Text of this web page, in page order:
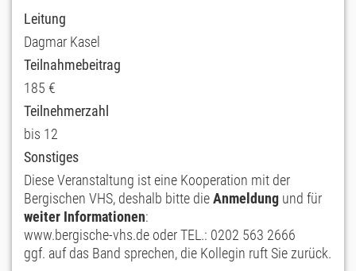
Leitung
Dagmar Kasel
Teilnahmebeitrag
185 €
Teilnehmerzahl
bis 12
Sonstiges
Diese Veranstaltung ist eine Kooperation mit der
Bergischen VHS, deshalb bitte dieAnmeldung und für
weiter Informationen:
www.bergische-vhs.de oder TEL.: 0202 563 2666
ggf. auf das Band sprechen, die Kollegin ruft Sie zurück.